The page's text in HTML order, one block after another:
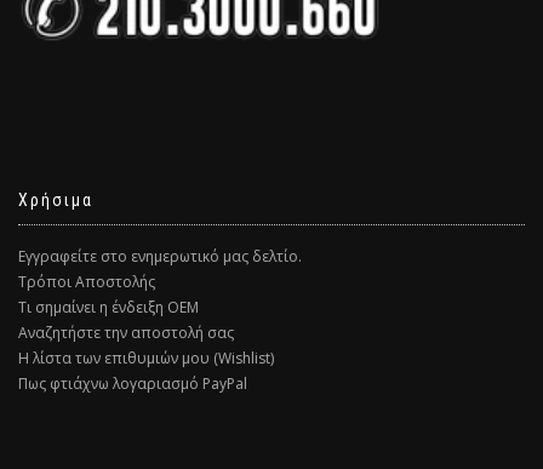
Χρήσιμα
Εγγραφείτε στο ενημερωτικό μας δελτίο.
Τρόποι Αποστολής
Τι σημαίνει η ένδειξη ΟΕΜ
Αναζητήστε την αποστολή σας
Η λίστα των επιθυμιών μου (Wishlist)
Πως φτιάχνω λογαριασμό PayPal